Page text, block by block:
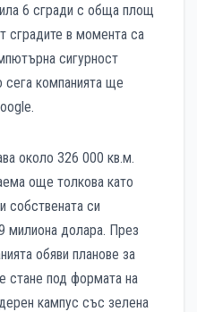
6 сгради с обща площ
сградите в момента са
сигурност
сега компанията ще
около 326 000 кв.м.
още толкова като
собствената си
милиона долара. През
обяви планове за
стане под формата на
кампус със зелена